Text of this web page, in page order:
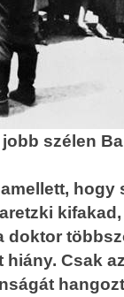
szélen
hogy
doktor
Csak